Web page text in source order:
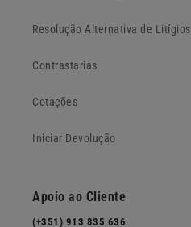
Resolução Alternativa de Litígios
Contrastarias
Cotações
Iniciar Devolução
Apoio ao Cliente
(+351) 913 835 636